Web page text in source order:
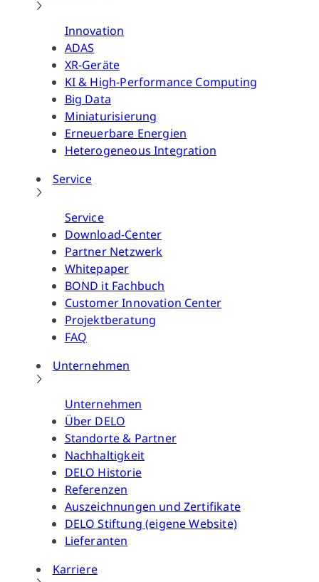
Innovation
ADAS
XR-Geräte
KI & High-Performance Computing
Big Data
Miniaturisierung
Erneuerbare Energien
Heterogeneous Integration
Service
Service
Download-Center
Partner Netzwerk
Whitepaper
BOND it Fachbuch
Customer Innovation Center
Projektberatung
FAQ
Unternehmen
Unternehmen
Über DELO
Standorte & Partner
Nachhaltigkeit
DELO Historie
Referenzen
Auszeichnungen und Zertifikate
DELO Stiftung (eigene Website)
Lieferanten
Karriere